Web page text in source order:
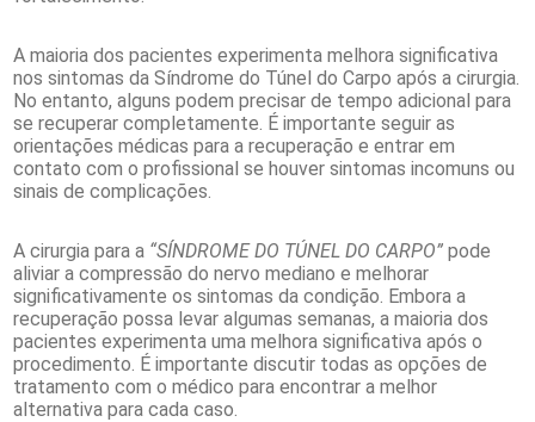
A maioria dos pacientes experimenta melhora significativa
nos sintomas da Síndrome do Túnel do Carpo após a cirurgia.
No entanto, alguns podem precisar de tempo adicional para
se recuperar completamente. É importante seguir as
orientações médicas para a recuperação e entrar em
contato com o profissional se houver sintomas incomuns ou
sinais de complicações.
A cirurgia para a “SÍNDROME DO TÚNEL DO CARPO” pode
aliviar a compressão do nervo mediano e melhorar
significativamente os sintomas da condição. Embora a
recuperação possa levar algumas semanas, a maioria dos
pacientes experimenta uma melhora significativa após o
procedimento. É importante discutir todas as opções de
tratamento com o médico para encontrar a melhor
alternativa para cada caso.